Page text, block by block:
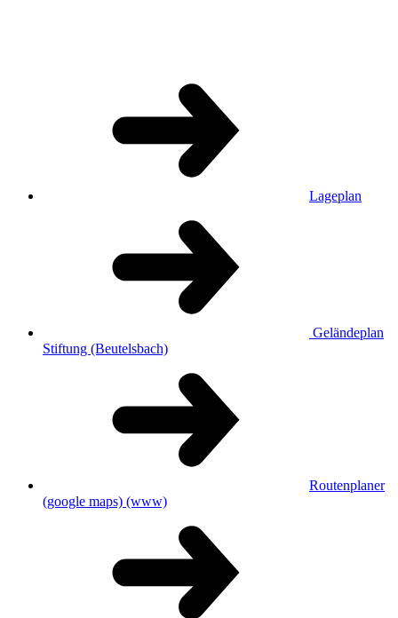
Lageplan
Geländeplan
Stiftung (Beutelsbach)
Routenplaner
(google maps) (www)